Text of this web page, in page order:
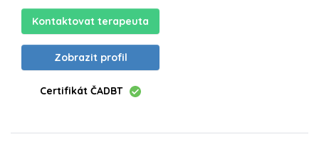
Kontaktovat terapeuta
Zobrazit profil
Certifikát ČADBT